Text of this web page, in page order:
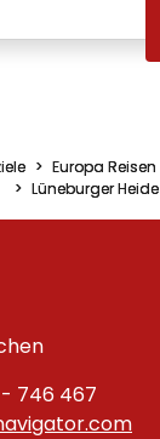
Europa Reisen
Lüneburger Heide
746 467